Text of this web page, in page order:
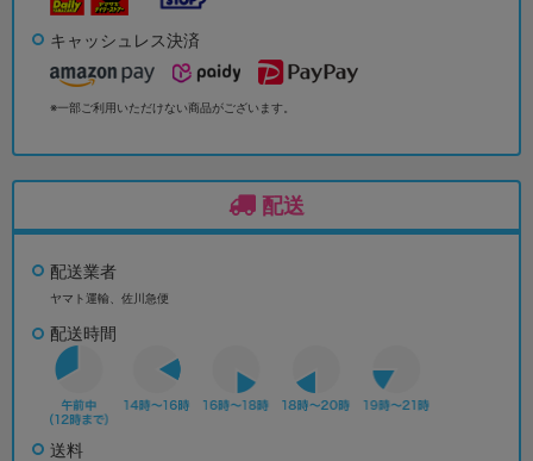
キャッシュレス決済
※一部ご利用いただけない商品がございます。
配送
配送業者
ヤマト運輸、佐川急便
配送時間
送料